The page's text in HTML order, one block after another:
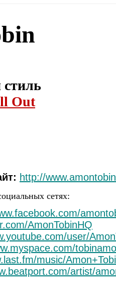
Out
http://
сетях:
AmonTobinHQ
user/
music/
artist/